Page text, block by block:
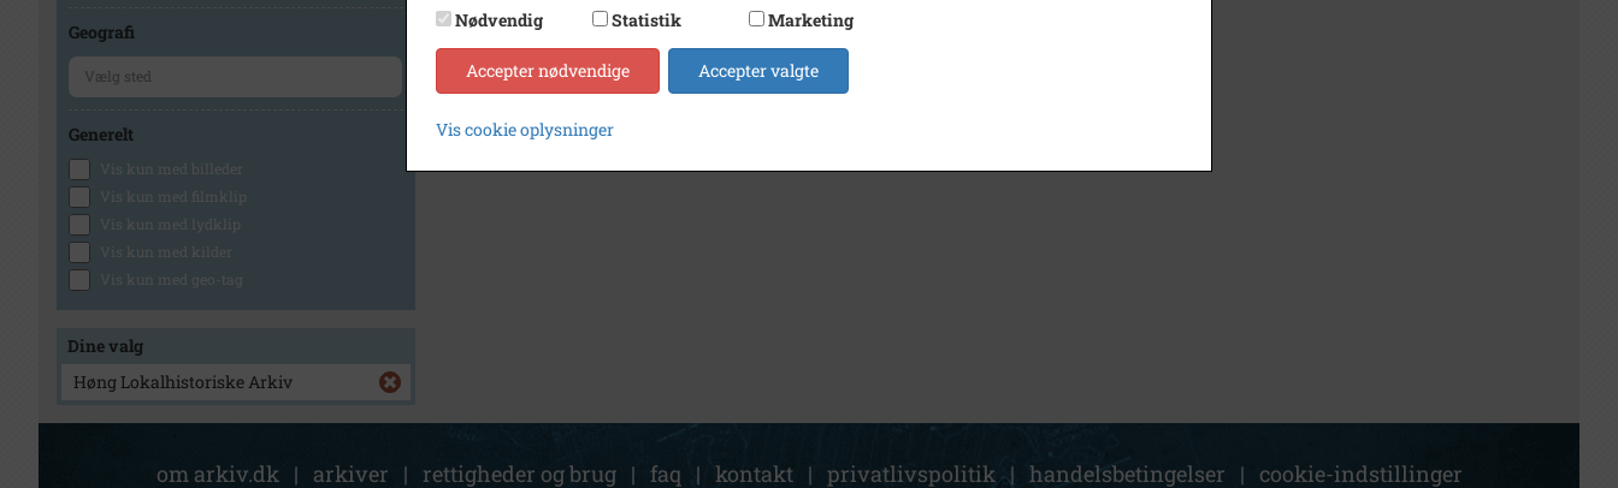
Geografi
Generelt
Vis kun med billeder
Vis kun med filmklip
Vis kun med lydklip
Vis kun med kilder
Vis kun med geo-tag
Dine valg
Høng Lokalhistoriske Arkiv
1
om arkiv.dk | arkiver | rettigheder og brug | faq | kontakt | privatlivspolitik | handelsbetingelser | cookie-indstillinger
Nødvendig
Statistik Marketing
Accepter nødvendige Accepter valgte
Vis cookie oplysninger